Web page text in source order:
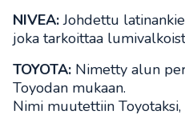
NIVEA:Johdettu
joka tarkoittaa
TOYOTA: Nimetty alun
Toyodan mukaan.
Nimi muutettiin